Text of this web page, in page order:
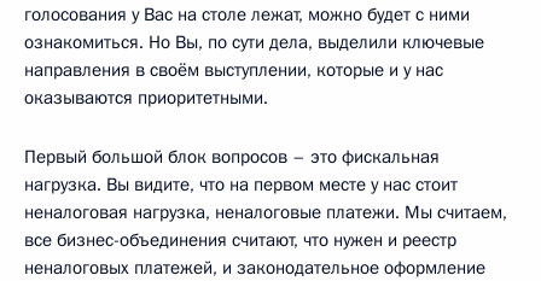
голосования у Вас на столе лежат, можно будет с ними
ознакомиться. Но Вы, по сути дела, выделили ключевые
направления в своём выступлении, которые и у нас
оказываются приоритетными.
Первый большой блок вопросов – это фискальная
нагрузка. Вы видите, что на первом месте у нас стоит
неналоговая нагрузка, неналоговые платежи. Мы считаем,
все бизнес-объединения считают, что нужен и реестр
неналоговых платежей, и законодательное оформление